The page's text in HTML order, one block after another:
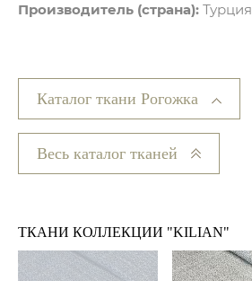
Производитель (страна): Турция
Каталог ткани Рогожка
Весь каталог тканей
ТКАНИ КОЛЛЕКЦИИ "KILIAN"